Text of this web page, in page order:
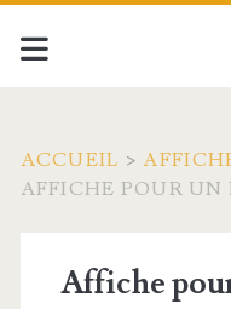
ACCUEIL >
AFFICHE POUR UN
Affiche